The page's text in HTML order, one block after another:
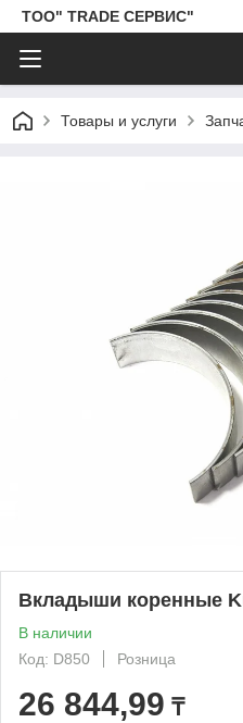
ТОО" TRADE СЕРВИС"
Товары и услуги
Вкладыши коренные
В наличии
Код: D850
Розница
26 844,99 ₸